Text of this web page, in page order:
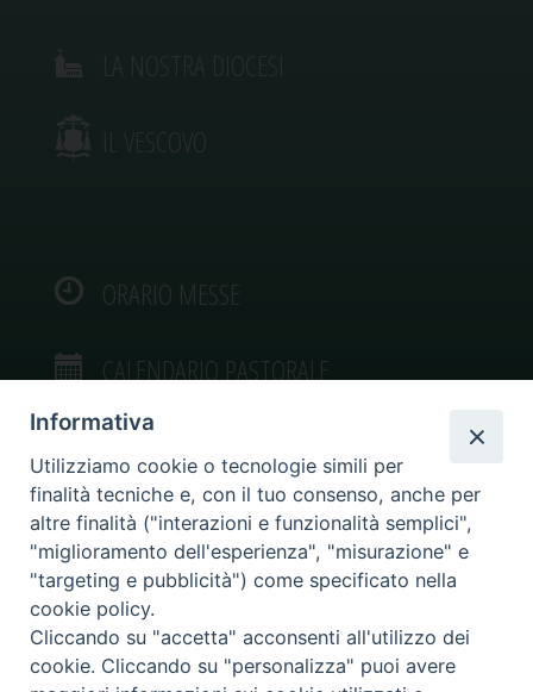
IL VESCOVO
ORARIO MESSE
CALENDARIO PASTORALE
VIDEOGALLERY
PHOTOGALLERY
Informativa
Utilizziamo cookie o tecnologie simili per
finalità tecniche e, con il tuo consenso, anche per
altre finalità ("interazioni e funzionalità semplici",
"miglioramento dell'esperienza", "misurazione" e
"targeting e pubblicità") come specificato nella
cookie policy.
Cliccando su "accetta" acconsenti all'utilizzo dei
cookie. Cliccando su "personalizza" puoi avere